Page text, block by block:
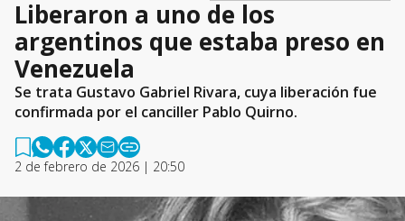
Liberaron a uno de los
argentinos que estaba preso en
Venezuela
Se trata Gustavo Gabriel Rivara, cuya liberación fue
confirmada por el canciller Pablo Quirno.
2 de febrero de 2026 | 20:50